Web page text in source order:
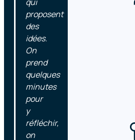
proposent
des
idées.
On
prend
quelques
minutes
pour
y
réfléchir,
on